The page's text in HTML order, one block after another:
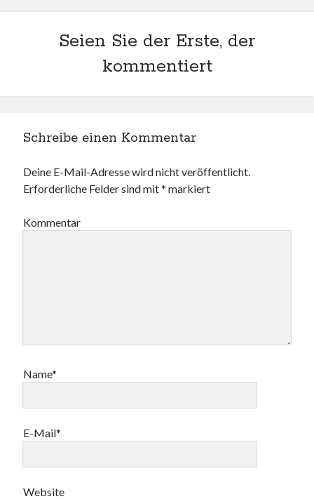
Seien Sie der Erste, der
kommentiert
Schreibe einen Kommentar
Deine E-Mail-Adresse wird nicht veröffentlicht.
Erforderliche Felder sind mit* markiert
Kommentar
Name*
E-Mail*
Website